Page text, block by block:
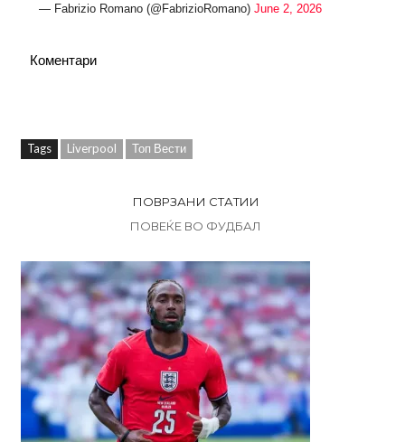
— Fabrizio Romano (@FabrizioRomano) June 2, 2026
Коментари
Tags Liverpool Топ Вести
ПОВРЗАНИ СТАТИИ
ПОВЕЌЕ ВО ФУДБАЛ